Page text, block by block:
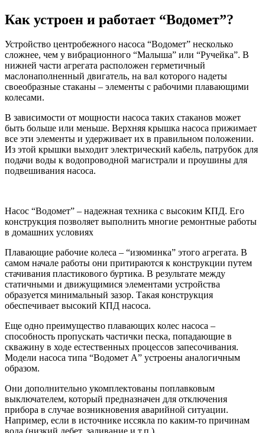
Как устроен и работает “Водомет”?
Устройство центробежного насоса “Водомет” несколько
сложнее, чем у вибрационного “Малыша” или “Ручейка”. В
нижней части агрегата расположен герметичный
маслонаполненный двигатель, на вал которого надеты
своеобразные стаканы – элементы с рабочими плавающими
колесами.
В зависимости от мощности насоса таких стаканов может
быть больше или меньше. Верхняя крышка насоса прижимает
все эти элементы и удерживает их в правильном положении.
Из этой крышки выходит электрический кабель, патрубок для
подачи воды к водопроводной магистрали и проушины для
подвешивания насоса.
Насос “Водомет” – надежная техника с высоким КПД. Его
конструкция позволяет выполнить многие ремонтные работы
в домашних условиях
Плавающие рабочие колеса – “изюминка” этого агрегата. В
самом начале работы они притираются к конструкции путем
стачивания пластикового буртика. В результате между
статичными и движущимися элементами устройства
образуется минимальный зазор. Такая конструкция
обеспечивает высокий КПД насоса.
Еще одно преимущество плавающих колес насоса –
способность пропускать частички песка, попадающие в
скважину в ходе естественных процессов запесочивания.
Модели насоса типа “Водомет А” устроены аналогичным
образом.
Они дополнительно укомплектованы поплавковым
выключателем, который предназначен для отключения
прибора в случае возникновения аварийной ситуации.
Например, если в источнике иссякла по каким-то причинам